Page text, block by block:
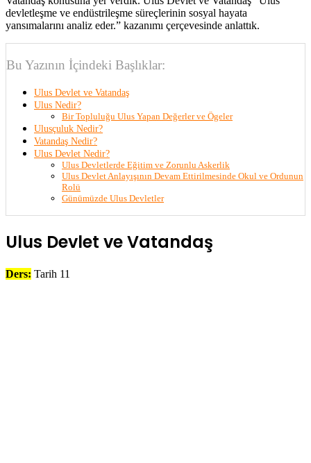
devletleşme ve endüstrileşme süreçlerinin sosyal hayata
yansımalarını analiz eder.” kazanımı çerçevesinde anlattık.
Bu Yazının İçindeki Başlıklar:
Ulus Devlet ve Vatandaş
Ulus Nedir?
Bir Topluluğu Ulus Yapan Değerler ve Ögeler
Ulusçuluk Nedir?
Vatandaş Nedir?
Ulus Devlet Nedir?
Ulus Devletlerde Eğitim ve Zorunlu Askerlik
Ulus Devlet Anlayışının Devam Ettirilmesinde Okul ve Ordunun
Rolü
Günümüzde Ulus Devletler
Ulus Devlet ve Vatandaş
Ders: Tarih 11